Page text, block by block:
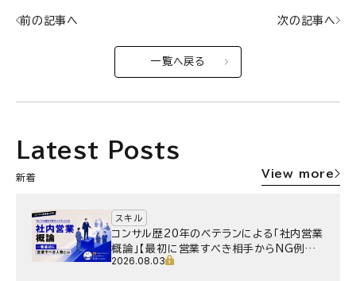
前の記事へ
一覧へ戻る
次の記事へ
Latest Posts
新着 View more
スキル
コンサル歴20年のベテランによる「社内営業
概論」【最初に営業すべき相手からNG例ま
で】
2026.08.03